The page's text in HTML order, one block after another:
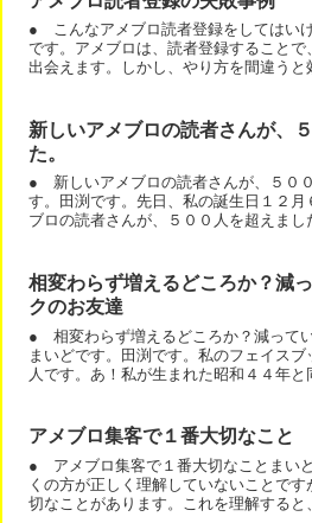
● こんなアメブロ読者登録をしてはい
です。アメブロは、読者登録することで
出会えます。しかし、やり方を間違うと
新しいアメブロの読者さんが、
た。
● 新しいアメブロの読者さんが、５０
す。田渕です。先日、私の誕生日１２月
ブロの読者さんが、５００人を超えま
相変わらず増えるどころか？減
クのお友達
● 相変わらず増えるどころか？減って
まいどです。田渕です。私のフェイス
人です。あ！私が生まれた昭和４４年と
アメブロ集客で１番大切なこと
● アメブロ集客で１番大切なことまい
くの方が正しく理解していないことで
切なことがあります。これを理解すると